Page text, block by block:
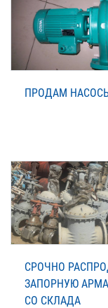
ПРОДАМ
СРОЧНО
ЗАПОРНУЮ
СО СКЛАДА